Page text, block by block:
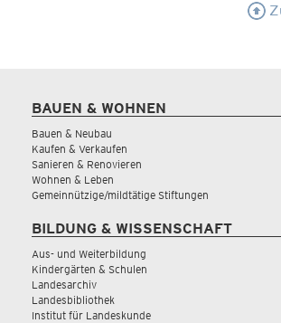
BAUEN & WOHNEN
Bauen & Neubau
Kaufen & Verkaufen
Sanieren & Renovieren
Wohnen & Leben
Gemeinnützige/mildtätige Stiftungen
BILDUNG & WISSENSCHAFT
Aus- und Weiterbildung
Kindergärten & Schulen
Landesarchiv
Landesbibliothek
Institut für Landeskunde